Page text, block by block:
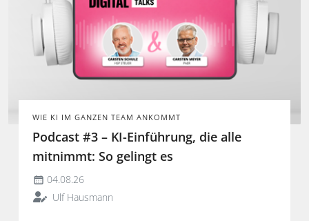
WIE KI IM GANZEN TEAM ANKOMMT
Podcast #3 – KI-Einführung, die alle
mitnimmt: So gelingt es
04.08.26
Ulf Hausmann